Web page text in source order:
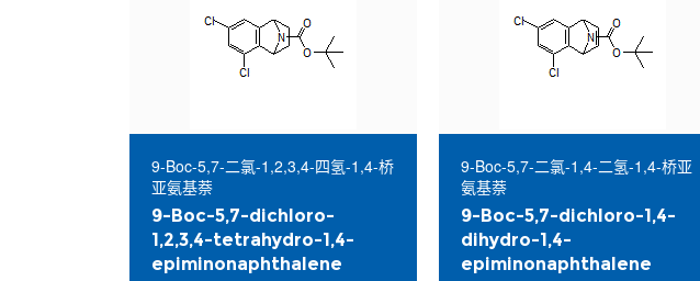
9-Boc-5,7-二氯-1,2,3,4-四氢-1,4-桥
亚氨基萘
9-Boc-5,7-dichloro-
1,2,3,4-tetrahydro-1,4-
epiminonaphthalene
9-Boc-5,7-二氯-1,4-二氢-1,4-桥亚
氨基萘
9-Boc-5,7-dichloro-1,4-
dihydro-1,4-
epiminonaphthalene